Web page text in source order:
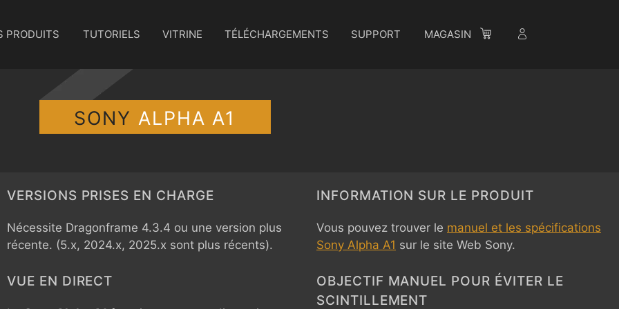
PRODUITS TUTORIELS VITRINE TÉLÉCHARGEMENTS SUPPORT MAGASIN
SONYALPHA A1
VERSIONS PRISES EN CHARGE
Nécessite Dragonframe 4.3.4 ou une version plus
récente. (5.x, 2024.x, 2025.x sont plus récents).
VUE EN DIRECT
INFORMATION SUR LE PRODUIT
Vous pouvez trouver le manuel et les spécifications
Sony Alpha A1 sur le site Web Sony.
OBJECTIF MANUEL POUR ÉVITER LE
SCINTILLEMENT